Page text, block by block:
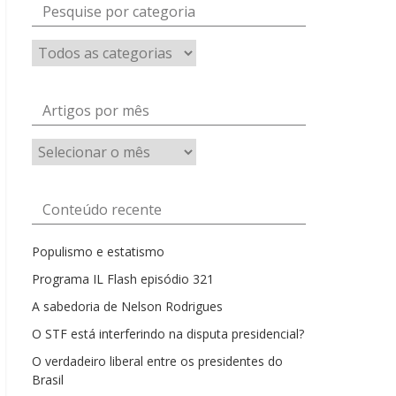
Pesquise por categoria
Artigos por mês
Artigos
por
Conteúdo recente
Populismo e estatismo
Programa IL Flash episódio 321
A sabedoria de Nelson Rodrigues
O STF está interferindo na disputa presidencial?
O verdadeiro liberal entre os presidentes do
Brasil